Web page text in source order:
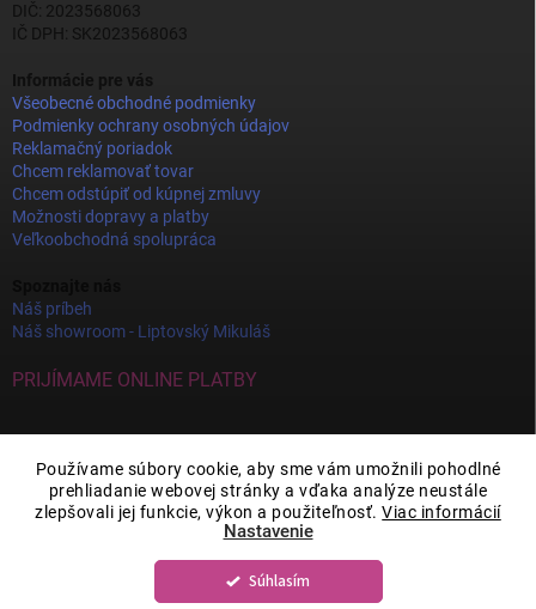
Používame súbory cookie, aby sme vám umožnili pohodlné
prehliadanie webovej stránky a vďaka analýze neustále
zlepšovali jej funkcie, výkon a použiteľnosť.Viac informácií
Nastavenie
Súhlasím
DIČ: 2023568063
IČ DPH: SK2023568063
Informácie pre vás
Všeobecné obchodné podmienky
Podmienky ochrany osobných údajov
Reklamačný poriadok
Chcem reklamovať tovar
Chcem odstúpiť od kúpnej zmluvy
Možnosti dopravy a platby
Veľkoobchodná spolupráca
Náš príbeh
Náš showroom - Liptovský Mikuláš
PRIJÍMAME ONLINE PLATBY
. Všetky práva vyhradené.